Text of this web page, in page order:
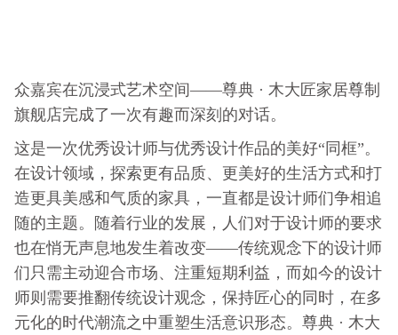
众嘉宾在沉浸式艺术空间——尊典 · 木大匠家居尊制
旗舰店完成了一次有趣而深刻的对话。
这是一次优秀设计师与优秀设计作品的美好“同框”。
在设计领域，探索更有品质、更美好的生活方式和打
造更具美感和气质的家具，一直都是设计师们争相追
随的主题。随着行业的发展，人们对于设计师的要求
也在悄无声息地发生着改变——传统观念下的设计师
们只需主动迎合市场、注重短期利益，而如今的设计
师则需要推翻传统设计观念，保持匠心的同时，在多
元化的时代潮流之中重塑生活意识形态。尊典 · 木大